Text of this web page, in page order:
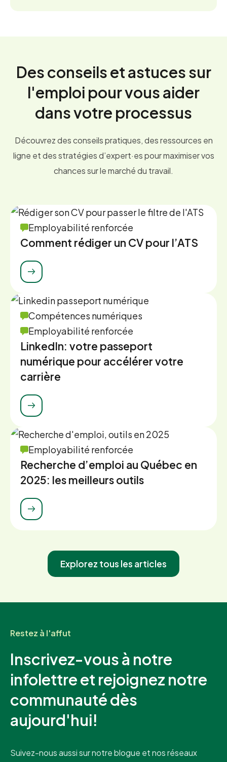
Québec qui sont de l’ordre de 400$ par semaine.
Des conseils et astuces sur
l'emploi pour vous aider
dans votre processus
Découvrez des conseils pratiques, des ressources en
ligne et des stratégies d’expert·es pour maximiser vos
chances sur le marché du travail.
Employabilité renforcée
Comment rédiger un CV pour l’ATS
Compétences numériques
Employabilité renforcée
LinkedIn: votre passeport
numérique pour accélérer votre
carrière
Employabilité renforcée
Recherche d’emploi au Québec en
2025: les meilleurs outils
Explorez tous les articles
Restez à l'affut
Inscrivez-vous à notre
infolettre et rejoignez notre
communauté dès
aujourd'hui!
Suivez-nous aussi sur notre blogue et nos réseaux